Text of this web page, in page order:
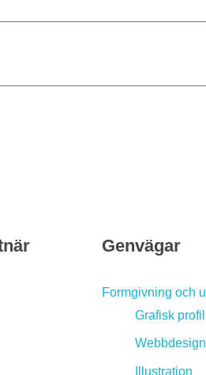
Genvägar
Formgivning och
Grafisk profil
Webbdesign
Illustration